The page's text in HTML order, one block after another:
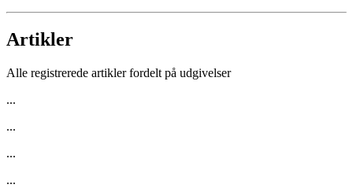
Artikler
Alle registrerede artikler fordelt på udgivelser
...
...
...
...